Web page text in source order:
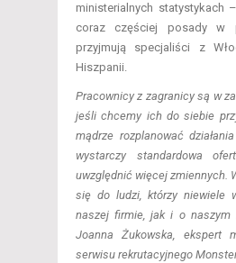
ministerialnych statystykach
coraz częściej posady w
przyjmują specjaliści z
Hiszpanii.
Pracownicy z zagranicy są w
jeśli chcemy ich do siebie
mądrze rozplanować
wystarczy standardowa
uwzględnić więcej zmiennych.
się do ludzi, którzy niewiele
naszej firmie, jak i o naszym
Joanna Żukowska, ekspert
serwisu rekrutacyjnego